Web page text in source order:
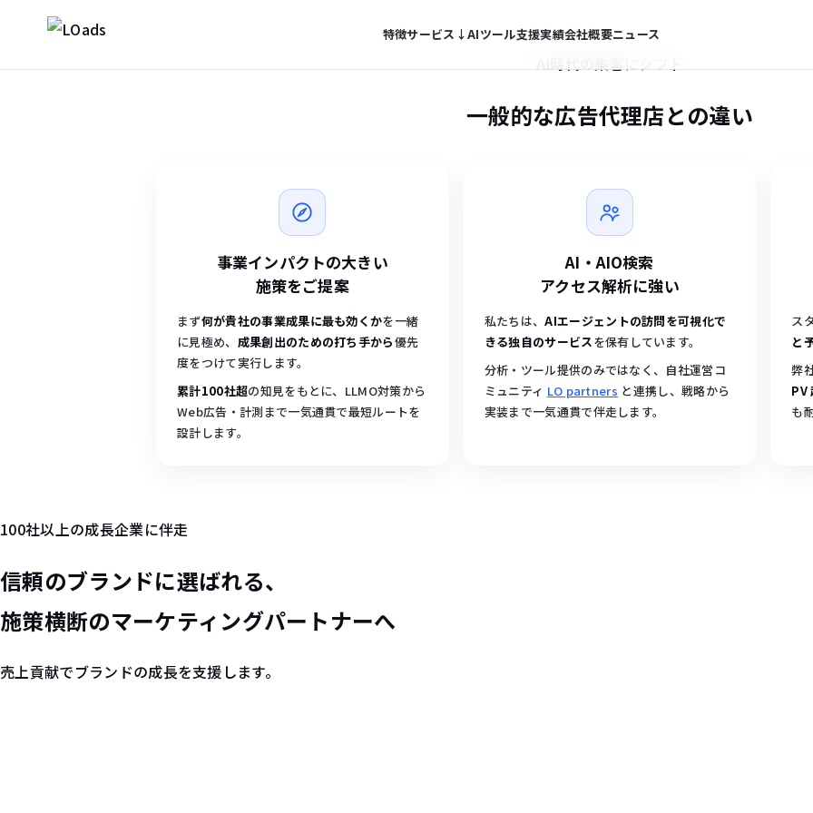
特徴サービス ↓AIツール支援実績会社概要ニュース
供。AI 時代の集客を設計・実行する、次世代のデジタルマ
無料 LLMO 診断フォームへ→
SCROLL AI時代の集客にシフト
一般的な広告代理店との違い
事業インパクトの大きい
施策をご提案
まず何が貴社の事業成果に最も効くかを一緒
に見極め、 成果創出のための打ち手から優先
度をつけて実行します。
累計100社超の知見をもとに、LLMO対策から
Web広告・計測まで一気通貫で最短ルートを
設計します。
AI・AIO検索
アクセス解析に強い
私たちは、AIエージェントの訪問を可視化で
きる独自のサービスを保有しています。
分析・ツール提供のみではなく、自社運営コ
ミュニティ LO partners と連携し、戦略から
実装まで一気通貫で伴走します。
ス
と
弊
PV
も
100社以上の成長企業に伴走
信頼のブランドに選ばれる、
施策横断のマーケティングパートナーへ
売上貢献でブランドの成長を支援します。